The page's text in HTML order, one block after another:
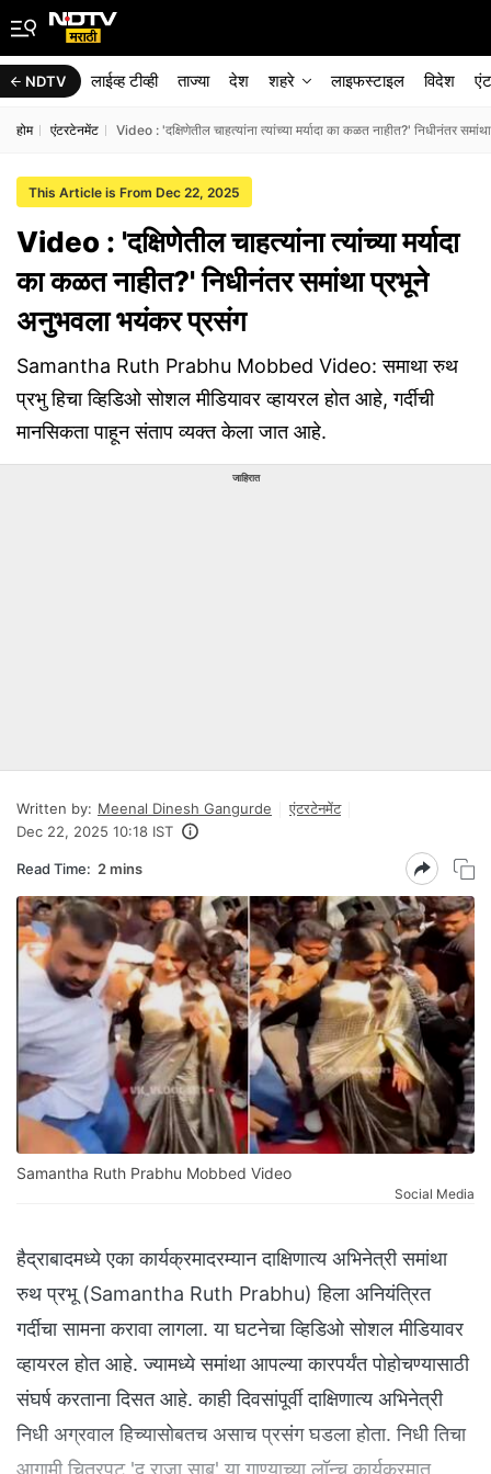
NDTV लाईव्ह टीव्ही ताज्या देश शहरे लाइफस्टाइल विदेश
होम एंटरटेनमेंट Video : 'दक्षिणेतील चाहत्यांना त्यांच्या मर्यादा का कळत नाहीत?' निधीनंतर
This Article is From Dec 22, 2025
Video : 'दक्षिणेतील चाहत्यांना त्यांच्या मर्यादा
का कळत नाहीत?' निधीनंतर समांथा प्रभूने
अनुभवला भयंकर प्रसंग
Samantha Ruth Prabhu Mobbed Video: समाथा रुथ
प्रभु हिचा व्हिडिओ सोशल मीडियावर व्हायरल होत आहे, गर्दीची
मानसिकता पाहून संताप व्यक्त केला जात आहे.
जाहिरात
Written by: Meenal Dinesh Gangurde
एंटरटेनमेंट
Dec 22, 2025 10:18 IST
Read Time: 2 mins
Samantha Ruth Prabhu Mobbed Video
Social Media
हैद्राबादमध्ये एका कार्यक्रमादरम्यान दाक्षिणात्य अभिनेत्री समांथा
रुथ प्रभू (Samantha Ruth Prabhu) हिला अनियंत्रित
गर्दीचा सामना करावा लागला. या घटनेचा व्हिडिओ सोशल मीडियावर
व्हायरल होत आहे. ज्यामध्ये समांथा आपल्या कारपर्यंत पोहोचण्यासाठी
संघर्ष करताना दिसत आहे. काही दिवसांपूर्वी दाक्षिणात्य अभिनेत्री
निधी अग्रवाल हिच्यासोबतच असाच प्रसंग घडला होता. निधी तिचा
आगामी चित्रपट 'द राजा साब' या गाण्याच्या लॉन्च कार्यक्रमात